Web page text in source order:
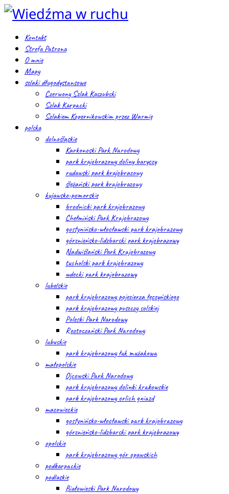
Kontakt
Strefa Patrona
O mnie
Mapy
szlaki długodystansowe
Czerwony Szlak Kaszubski
Szlak Karpacki
Szlakiem Kopernikowskim przez Warmię
polska
dolnośląskie
Karkonoski Park Narodowy
park krajobrazowy doliny baryczy
rudawski park krajobrazowy
ślężański park krajobrazowy
kujawsko-pomorskie
brodnicki park krajobrazowy
Chełmiński Park Krajobrazowy
gostynińsko-włocławski park krajobrazowy
górznieńsko-lidzbarski park krajobrazowy
Nadwiślański Park Krajobrazowy
tucholski park krajobrazowy
wdecki park krajobrazowy
lubelskie
park krajobrazowy pojezierza łęczyńskiego
park krajobrazowy puszczy solskiej
Poleski Park Narodowy
Roztoczański Park Narodowy
lubuskie
park krajobrazowy łuk mużakowa
małopolskie
Ojcowski Park Narodowy
park krajobrazowy dolinki krakowskie
park krajobrazowy orlich gniazd
mazowieckie
gostynińsko-włocławski park krajobrazowy
górznieńsko-lidzbarski park krajobrazowy
opolskie
park krajobrazowy gór opawskich
podkarpackie
podlaskie
Białowieski Park Narodowy